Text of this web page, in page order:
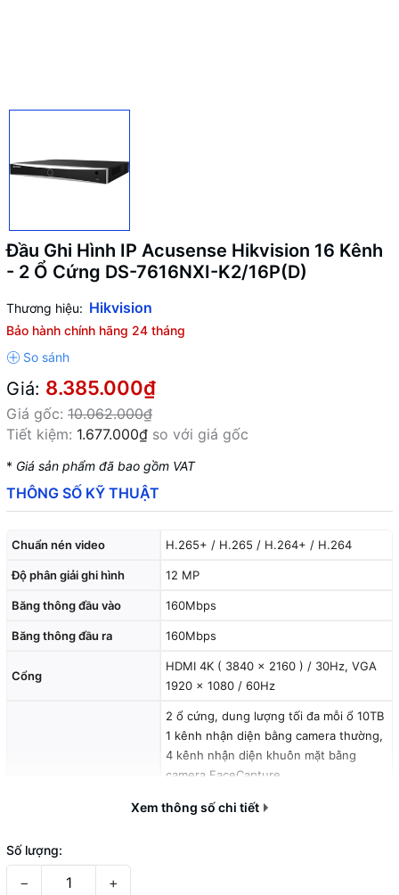
Đầu Ghi Hình IP Acusense Hikvision 16 Kênh
- 2 Ổ Cứng DS-7616NXI-K2/16P(D)
Thương hiệu: Hikvision
Bảo hành chính hãng 24 tháng
Giá: 8.385.000₫
Giá gốc: 10.062.000₫
Tiết kiệm: 1.677.000₫ so với giá gốc
* Giá sản phẩm đã bao gồm VAT
THÔNG SỐ KỸ THUẬT
Chuẩn nén video H.265+ / H.265 / H.264+ / H.264
Độ phân giải ghi hình 12 MP
Băng thông đầu vào 160Mbps
Băng thông đầu ra 160Mbps
Cổng
HDMI 4K ( 3840 x 2160 ) / 30Hz, VGA
1920 x 1080 / 60Hz
2 ổ cứng, dung lượng tối đa mỗi ổ 10TB
1 kênh nhận diện bằng camera thường,
4 kênh nhận diện khuôn mặt bằng
camera FaceCapture
khuôn mặt
Xem thông số chi tiết
Số lượng:
− +